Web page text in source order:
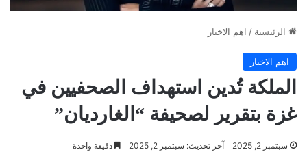
الرئيسية / اهم الاخبار
اهم الاخبار
الملكة تُدين استهداف الصحفيين في
غزة بتقرير لصحيفة “الغارديان”
سبتمبر 2, 2025 آخر تحديث: سبتمبر 2, 2025 دقيقة واحدة